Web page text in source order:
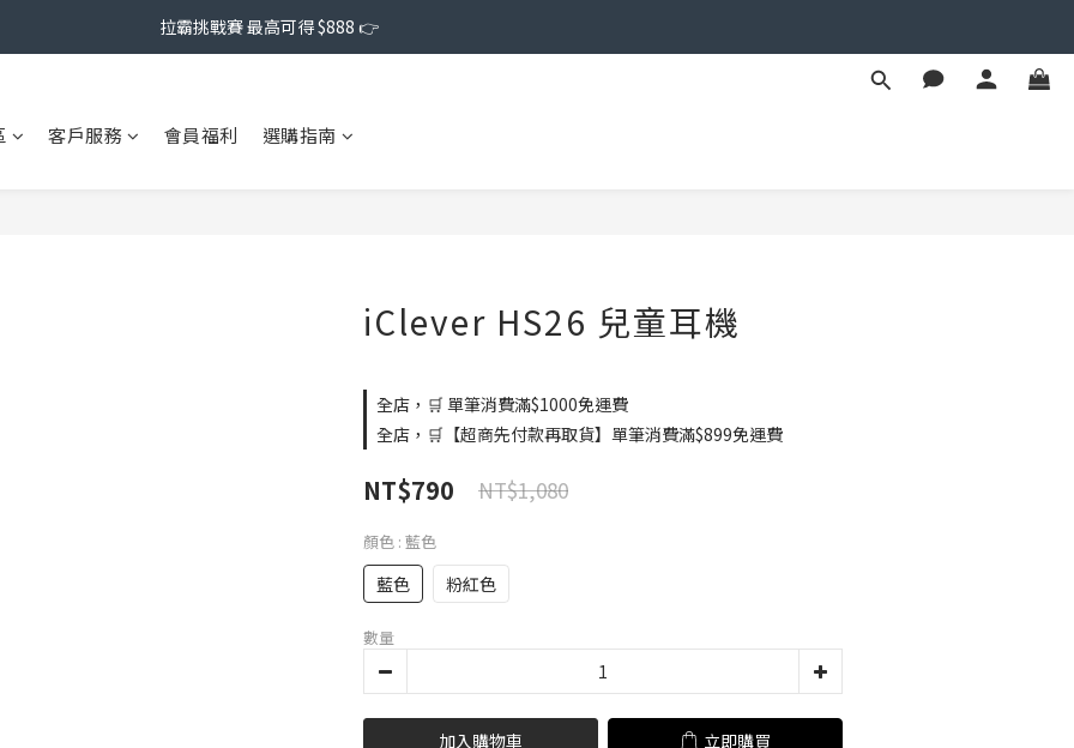
拉霸挑戰賽 最高可得 $888 👉
客戶服務 會員福利 選購指南
iClever HS26 兒童耳機
全店，🛒 單筆消費滿$1000免運費
全店，🛒【超商先付款再取貨】單筆消費滿$899免運費
NT$790 NT$1,080
顏色 : 藍色
藍色 粉紅色
數量
加入購物車 立即購買